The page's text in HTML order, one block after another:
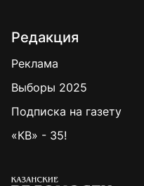
Редакция
Реклама
Выборы 2025
Подписка на газету
«КВ» - 35!